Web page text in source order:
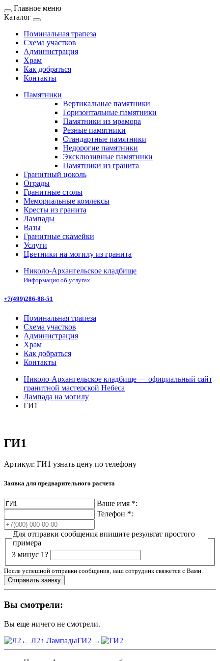
Главное меню
Каталог
Поминальная трапеза
Схема участков
Администрация
Храм
Как добраться
Контакты
Памятники
Вертикальные памятники
Горизонтальные памятники
Памятники из мрамора
Резные памятники
Стандартные памятники
Недорогие памятники
Эксклюзивные памятники
Памятники из гранита
Гранитный цоколь
Ограды
Гранитные столы
Мемориальные комлексы
Кресты из гранита
Лампады
Вазы
Гранитные скамейки
Услуги
Цветники на могилу из гранита
Николо-Архангельское кладбище
Информация об услугах
+7(499)286-88-51
Поминальная трапеза
Схема участков
Администрация
Храм
Как добраться
Контакты
Николо-Архангельское кладбище — официальный сайт
гранитной мастерской Небеса
Лампада на могилу
ГИ1
ГИ1
Артикул: ГИ1 узнать цену по телефону
Заявка для предварительного расчета
Ваше имя *:
Телефон *:
Для отправки сообщения впишите результат простого
примера
3 минус 1?
После успешной отправки сообщения, наш сотрудник свяжется с Вами.
Вы смотрели:
Вы еще ничего не смотрели.
← Л2↑ ЛампадыГИ2 →